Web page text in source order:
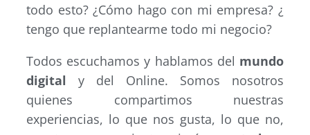
todo esto? ¿Cómo hago con mi empresa? ¿
tengo que replantearme todo mi negocio?
Todos escuchamos y hablamos del mundo
digital y del Online. Somos nosotros
quienes compartimos nuestras
experiencias, lo que nos gusta, lo que no,